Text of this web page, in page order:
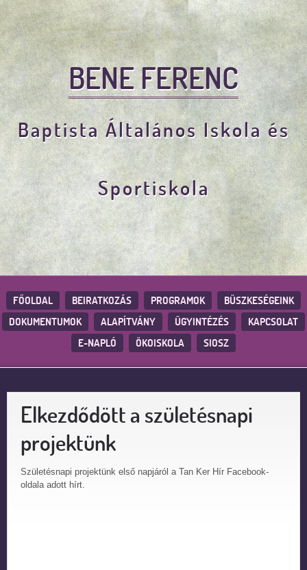
BENE FERENC
Baptista Általános Iskola és
Sportiskola
FŐOLDAL BEIRATKOZÁS PROGRAMOK
BÜSZKESÉGEINK
DOKUMENTUMOK
ALAPÍTVÁNY ÜGYINTÉZÉS
KAPCSOLAT
E-NAPLÓ
ÖKOISKOLA SIOSZ
Elkezdődött a születésnapi
projektünk
Születésnapi projektünk első napjáról a Tan Ker Hír Facebook-
oldala adott hírt.